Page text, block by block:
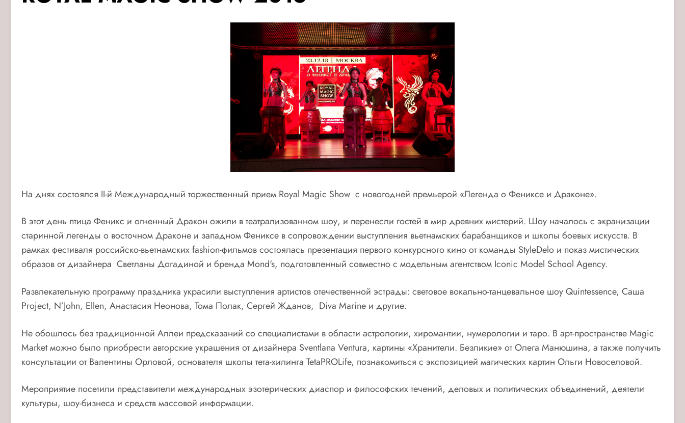
На днях состоялся II-й Международный торжественный прием Royal Magic Show с новогодней премьерой «Легенда о Фениксе и Драконе».
В этот день птица Феникс и огненный Дракон ожили в театрализованном шоу, и перенесли гостей в мир древних мистерий. Шоу началось с экранизации
старинной легенды о восточном Драконе и западном Фениксе в сопровождении выступления вьетнамских барабанщиков и школы боевых искусств. В
рамках фестиваля российско-вьетнамских fashion-фильмов состоялась презентация первого конкурсного кино от команды StyleDelo и показ мистических
образов от дизайнера Светланы Догадиной и бренда Mond's, подготовленный совместно с модельным агентством Iconic Model School Agency.
Развлекательную программу праздника украсили выступления артистов отечественной эстрады: световое вокально-танцевальное шоу Quintessence, Саша
Project, N’John, Ellen, Анастасия Неонова, Тома Полак, Сергей Жданов, Diva Marine и другие.
Не обошлось без традиционной Аллеи предсказаний со специалистами в области астрологии, хиромантии, нумерологии и таро. В арт-пространстве Magic
Market можно было приобрести авторские украшения от дизайнера Sventlana Ventura, картины «Хранители. Безликие» от Олега Манюшина, а также получить
консультации от Валентины Орловой, основателя школы тета-хилинга TetaPROLife, познакомиться с экспозицией магических картин Ольги Новоселовой.
Мероприятие посетили представители международных эзотерических диаспор и философских течений, деловых и политических объединений, деятели
культуры, шоу-бизнеса и средств массовой информации.